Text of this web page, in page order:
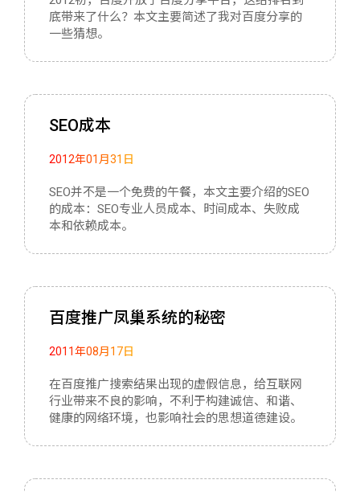
底带来了什么？本文主要简述了我对百度分享的
一些猜想。
SEO成本
2012年01月31日
SEO并不是一个免费的午餐，本文主要介绍的SEO
的成本：SEO专业人员成本、时间成本、失败成
本和依赖成本。
百度推广凤巢系统的秘密
2011年08月17日
在百度推广搜索结果出现的虚假信息，给互联网
行业带来不良的影响，不利于构建诚信、和谐、
健康的网络环境，也影响社会的思想道德建设。